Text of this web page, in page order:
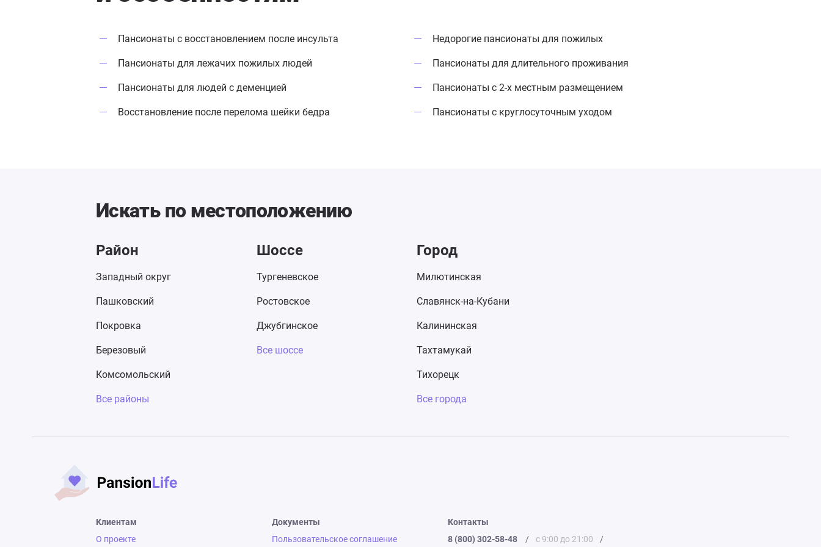
Пансионаты с восстановлением после инсульта
Пансионаты для лежачих пожилых людей
Пансионаты для людей с деменцией
Восстановление после перелома шейки бедра
Недорогие пансионаты для пожилых
Пансионаты для длительного проживания
Пансионаты с 2-х местным размещением
Пансионаты с круглосуточным уходом
Искать по местоположению
Район
Западный округ
Пашковский
Покровка
Березовый
Комсомольский
Все районы
Шоссе
Тургеневское
Ростовское
Джубгинское
Все шоссе
Город
Милютинская
Славянск-на-Кубани
Калининская
Тахтамукай
Тихорецк
Все города
Клиентам
О проекте
Документы
Пользовательское соглашение
Контакты
8 (800) 302-58-48
/ с 9:00 до 21:00 /